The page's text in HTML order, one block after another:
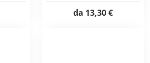
da 13,30 €